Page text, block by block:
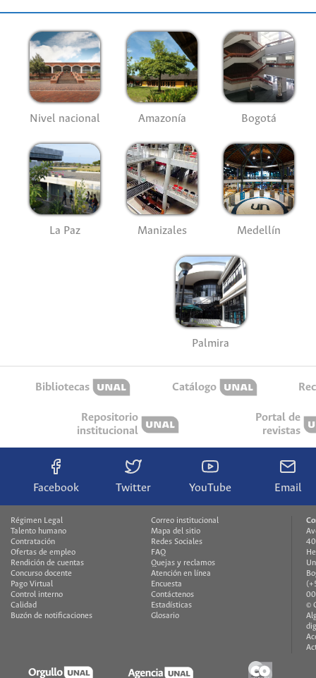
Nivel nacional Amazonía Bogotá
La Paz Manizales Medellín
Palmira
Bibliotecas Catálogo
Repositorio
institucional
Portal de
revistas
Facebook Twitter YouTube Email
Régimen Legal
Talento humano
Contratación
Ofertas de empleo
Rendición de cuentas
Concurso docente
Pago Virtual
Control interno
Calidad
Buzón de notificaciones
Correo institucional
Mapa del sitio
Redes Sociales
FAQ
Quejas y reclamos
Atención en línea
Encuesta
Contáctenos
Estadísticas
Glosario
©